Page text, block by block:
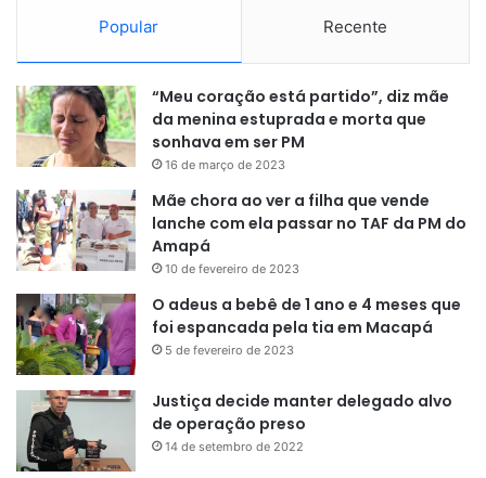
Popular Recente
“Meu coração está partido”, diz mãe
da menina estuprada e morta que
sonhava em ser PM
16 de março de 2023
Mãe chora ao ver a filha que vende
lanche com ela passar no TAF da PM do
Amapá
10 de fevereiro de 2023
O adeus a bebê de 1 ano e 4 meses que
foi espancada pela tia em Macapá
5 de fevereiro de 2023
Justiça decide manter delegado alvo
de operação preso
14 de setembro de 2022